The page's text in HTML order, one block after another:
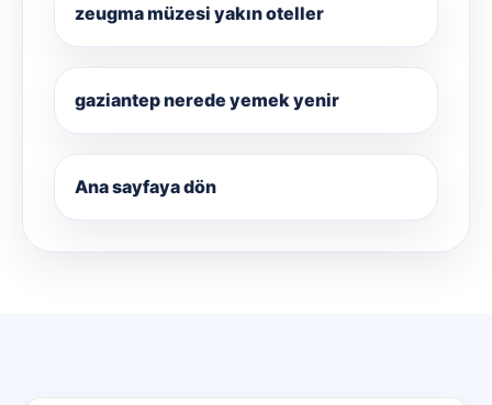
zeugma müzesi yakın oteller
gaziantep nerede yemek yenir
Ana sayfaya dön